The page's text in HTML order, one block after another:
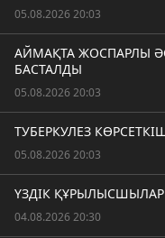
05.08.2026 20:03
АЙМАҚТА ЖОСПАРЛЫ
БАСТАЛДЫ
05.08.2026 20:03
ТУБЕРКУЛЕЗ
05.08.2026 20:03
ҮЗДІК
04.08.2026 20:30